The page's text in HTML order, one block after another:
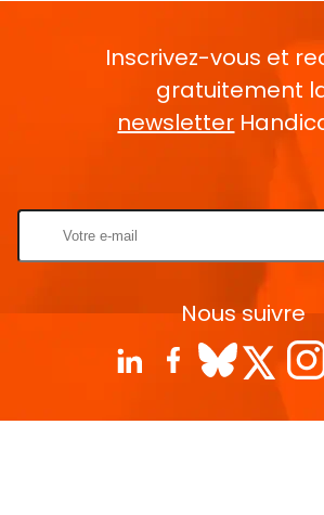
Inscrivez-vous et
gratuitement
newsletter
Nous suivre